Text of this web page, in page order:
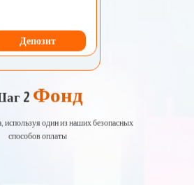
Депозит
2 Фонд
используя один из наших безопасных
способов оплаты